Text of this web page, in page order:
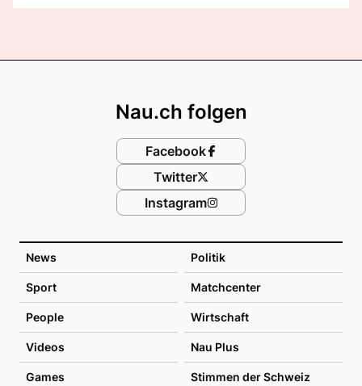
News Politik
Sport Matchcenter
People Wirtschaft
Videos Nau Plus
Games Stimmen der Schweiz
Nau.ch folgen
Facebook
Twitter
Instagram